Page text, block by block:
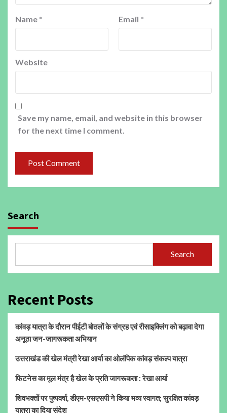
Name * Email *
Website
Save my name, email, and website in this browser
for the next time I comment.
Search
Search
Recent Posts
कांवड़ यात्रा के दौरान पीईटी बोतलों के संग्रह एवं रीसाइक्लिंग को बढ़ावा देगा
अनूठा जन-जागरूकता अभियान
उत्तराखंड की खेल मंत्री रेखा आर्या का ओलंपिक कांवड़ संकल्प यात्रा
फिटनेस का मूल मंत्र है खेल के प्रति जागरूकता : रेखा आर्या
शिवभक्तों पर पुष्पवर्षा, डीएम-एसएसपी ने किया भव्य स्वागत; सुरक्षित कांवड़
यात्रा का दिया संदेश